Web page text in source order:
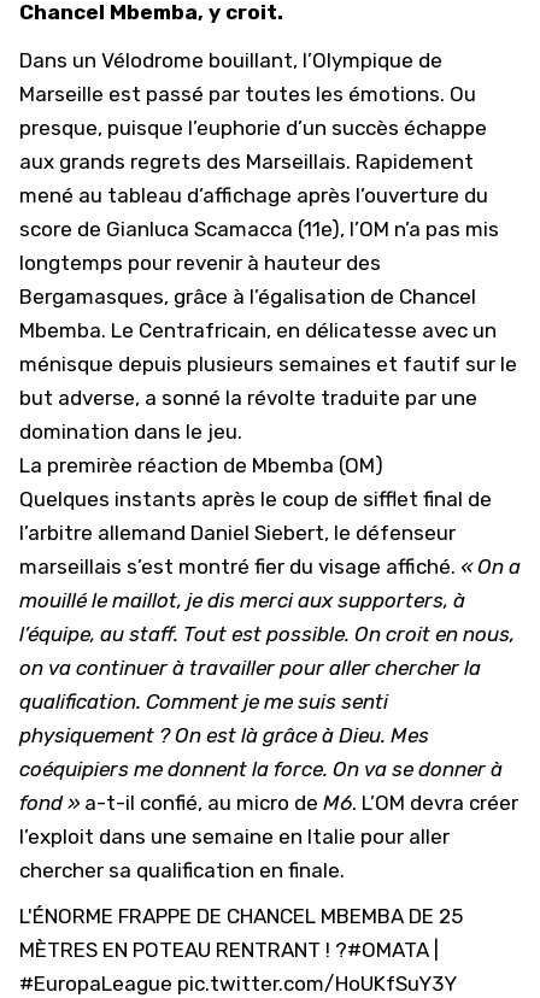
Chancel Mbemba, y croit.
Dans un Vélodrome bouillant, l’Olympique de
Marseille est passé par toutes les émotions. Ou
presque, puisque l’euphorie d’un succès échappe
aux grands regrets des Marseillais. Rapidement
mené au tableau d’affichage après l’ouverture du
score de Gianluca Scamacca (11e), l’OM n’a pas mis
longtemps pour revenir à hauteur des
Bergamasques, grâce à l’égalisation de Chancel
Mbemba. Le Centrafricain, en délicatesse avec un
ménisque depuis plusieurs semaines et fautif sur le
but adverse, a sonné la révolte traduite par une
domination dans le jeu.
La premirèe réaction de Mbemba (OM)
Quelques instants après le coup de sifflet final de
l’arbitre allemand Daniel Siebert, le défenseur
marseillais s’est montré fier du visage affiché. « On a
mouillé le maillot, je dis merci aux supporters, à
l’équipe, au staff. Tout est possible. On croit en nous,
on va continuer à travailler pour aller chercher la
qualification. Comment je me suis senti
physiquement ? On est là grâce à Dieu. Mes
coéquipiers me donnent la force. On va se donner à
fond » a-t-il confié, au micro de M6. L’OM devra créer
l’exploit dans une semaine en Italie pour aller
chercher sa qualification en finale.
L'ÉNORME FRAPPE DE CHANCEL MBEMBA DE 25
MÈTRES EN POTEAU RENTRANT ! ?#OMATA
#EuropaLeague pic.twitter.com/HoUKfSuY3Y